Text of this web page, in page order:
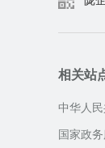
相关站
中华人
国家政